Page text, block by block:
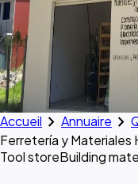
Accueil chevron_right Annuaire chevron_right
Ferretería y Materiales
Tool storeBuilding